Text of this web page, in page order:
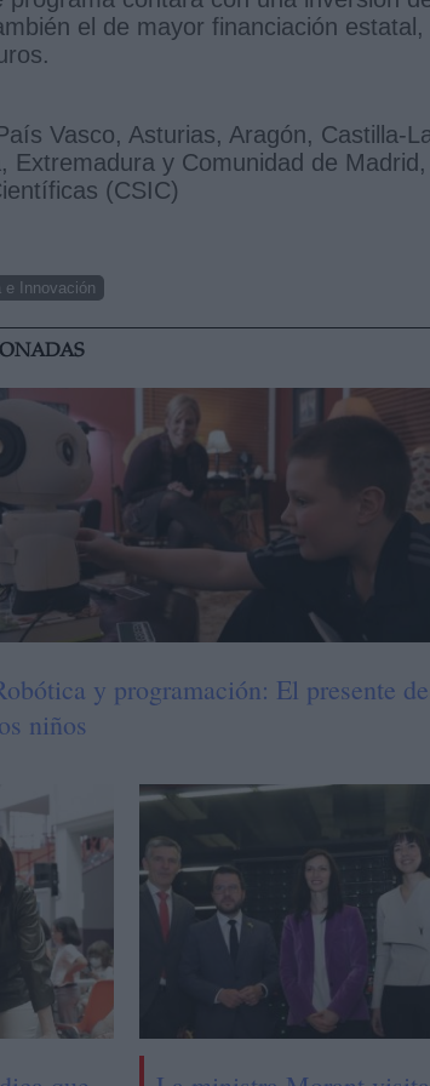
el de mayor financiación estatal,
Vasco, Asturias, Aragón, Castilla-
Extremadura y Comunidad de Madrid,
(CSIC)
e Innovación
y programación: El presente de
niños